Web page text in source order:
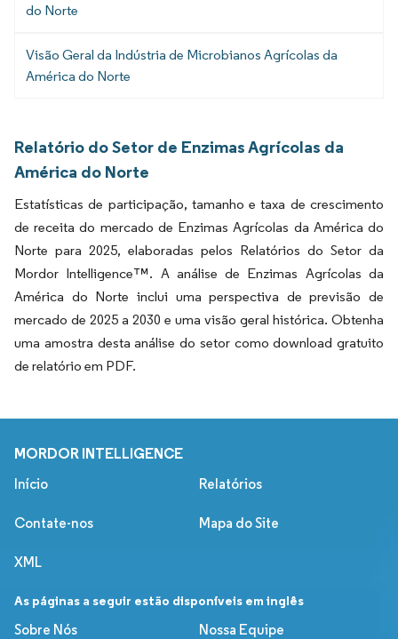
do Norte
Visão Geral da Indústria de Microbianos Agrícolas da
América do Norte
Relatório do Setor de Enzimas Agrícolas da
América do Norte
Estatísticas de participação, tamanho e taxa de crescimento
de receita do mercado de Enzimas Agrícolas da América do
Norte para 2025, elaboradas pelos Relatórios do Setor da
Mordor Intelligence™. A análise de Enzimas Agrícolas da
América do Norte inclui uma perspectiva de previsão de
mercado de 2025 a 2030 e uma visão geral histórica. Obtenha
uma amostra desta análise do setor como download gratuito
de relatório em PDF.
MORDOR INTELLIGENCE
Início Relatórios
Contate-nos Mapa do Site
XML
As páginas a seguir estão disponíveis em inglês
Sobre Nós
Nossa Equipe